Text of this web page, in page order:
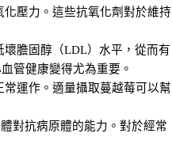
壓力。這些抗氧化劑對於維持
膽固醇（LDL）水平，從而有
管健康變得尤為重要。
運作。適量攝取蔓越莓可以幫
對抗病原體的能力。對於經常